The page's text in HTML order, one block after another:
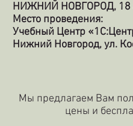
НИЖНИЙ НОВГОРОД, 18
Место проведения:
Учебный Центр
Нижний Новгород, ул.
Мы предлагаем Вам
цены и